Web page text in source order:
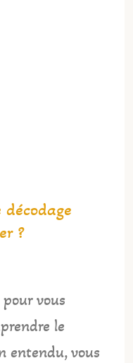
?
pour vous
le
entendu, vous